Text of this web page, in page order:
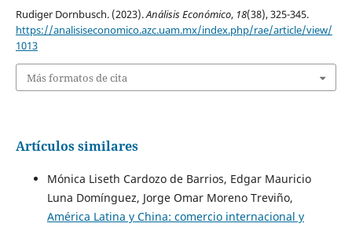
Rudiger Dornbusch. (2023).Análisis Económico, 18(38), 325-345.
https://analisiseconomico.azc.uam.mx/index.php/rae/article/view/
1013
Más formatos de cita
Artículos similares
Mónica Liseth Cardozo de Barrios, Edgar Mauricio
Luna Domínguez, Jorge Omar Moreno Treviño,
América Latina y China: comercio internacional y